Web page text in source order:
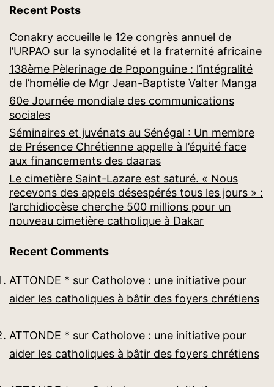
Recent Posts
Conakry accueille le 12e congrès annuel de
l’URPAO sur la synodalité et la fraternité africaine
138ème Pèlerinage de Poponguine : l’intégralité
de l’homélie de Mgr Jean-Baptiste Valter Manga
60e Journée mondiale des communications
sociales
Séminaires et juvénats au Sénégal : Un membre
de Présence Chrétienne appelle à l’équité face
aux financements des daaras
Le cimetière Saint-Lazare est saturé. « Nous
recevons des appels désespérés tous les jours » :
l’archidiocèse cherche 500 millions pour un
nouveau cimetière catholique à Dakar
Recent Comments
ATTONDE * sur Catholove : une initiative pour
aider les catholiques à bâtir des foyers chrétiens
ATTONDE * sur Catholove : une initiative pour
aider les catholiques à bâtir des foyers chrétiens